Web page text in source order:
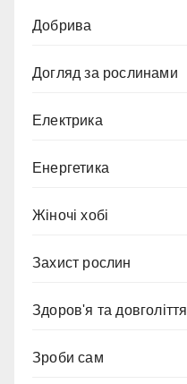
Добрива
Догляд за рослинами
Електрика
Енергетика
Жіночі хобі
Захист рослин
Здоров'я та довголіття
Зроби сам